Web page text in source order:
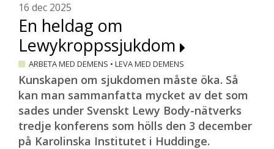
16 dec 2025
En heldag om
Lewykroppssjukdom
ARBETA MED DEMENS • LEVA MED DEMENS
Kunskapen om sjukdomen måste öka. Så
kan man sammanfatta mycket av det som
sades under Svenskt Lewy Body-nätverks
tredje konferens som hölls den 3 december
på Karolinska Institutet i Huddinge.